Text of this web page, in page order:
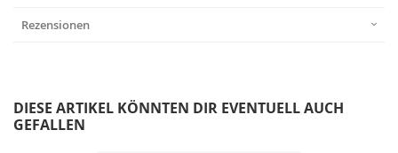
Rezensionen
DIESE ARTIKEL KÖNNTEN DIR EVENTUELL AUCH
GEFALLEN